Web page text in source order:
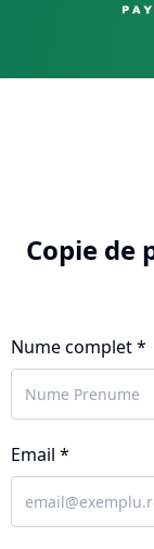
Copie de
Nume complet *
Email *